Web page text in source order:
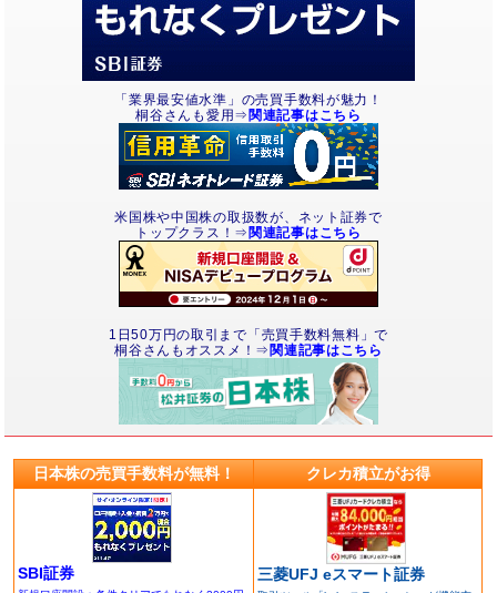
「業界最安値水準」の売買手数料が魅力！
桐谷さんも愛用⇒ 関連記事はこちら
米国株や中国株の取扱数が、ネット証券で
トップクラス！⇒ 関連記事はこちら
1日50万円の取引まで「売買手数料無料」で
桐谷さんもオススメ！⇒ 関連記事はこちら
日本株の売買手数料が無料！ クレカ積立がお得
SBI証券 三菱UFJ eスマート証券